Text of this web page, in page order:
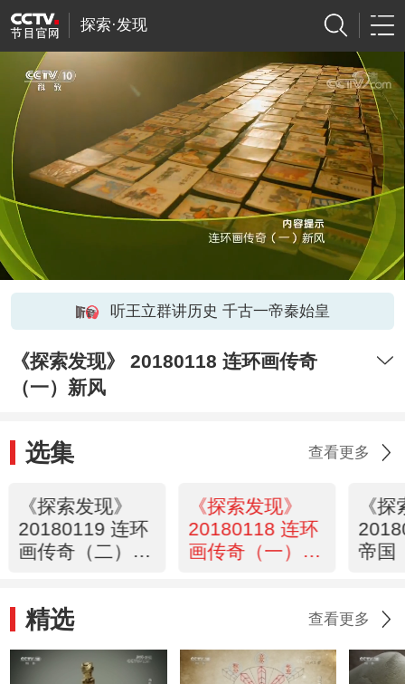
探索·发现
听王立群讲历史 千古一帝秦始皇
《探索发现》 20180118 连环画传奇
（一）新风
选集 查看更多
《探索发现》
20180119 连环
画传奇（二）双
《探索发现》
20180118 连环
画传奇（一）新
《
帝国
精选 查看更多